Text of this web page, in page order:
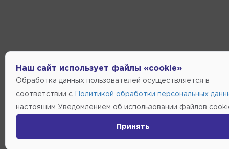
Наш сайт использует файлы «cookie»
Обработка данных пользователей осуществляется в
соответствии с Политикой обработки персональных
настоящим Уведомлением об использовании файлов
Принять